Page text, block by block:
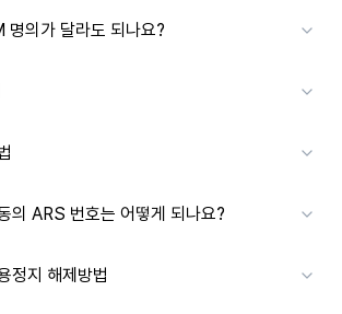
의가 달라도 되나요?
의 ARS 번호는 어떻게 되나요?
정지 해제방법